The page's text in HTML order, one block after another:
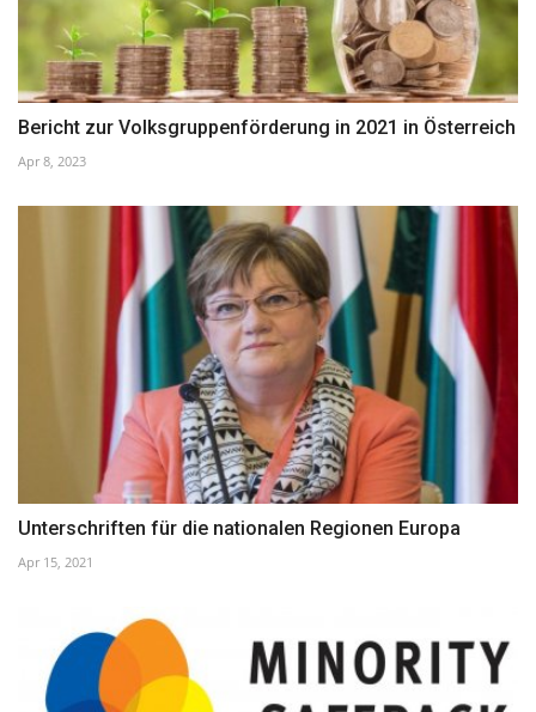
Bericht zur Volksgruppenförderung in 2021 in Österreich
Apr 8, 2023
Unterschriften für die nationalen Regionen Europa
Apr 15, 2021